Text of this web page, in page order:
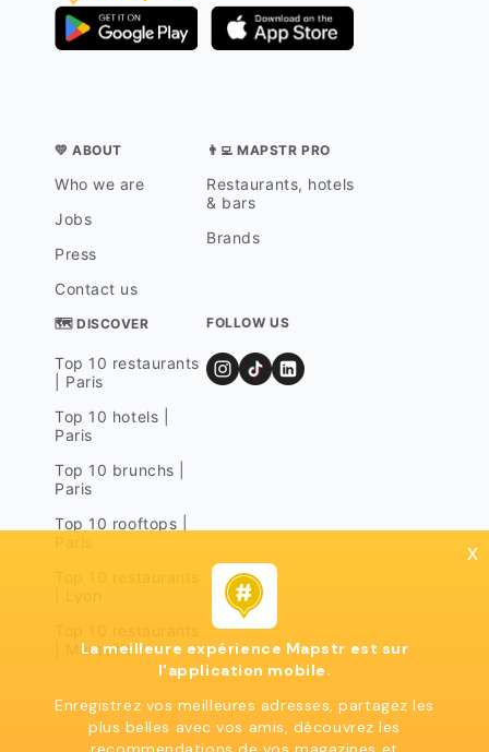
💛 ABOUT
Who we are
Jobs
Press
Contact us
👨‍💻 MAPSTR PRO
Restaurants, hotels
& bars
Brands
🗺 DISCOVER
Top 10 restaurants
| Paris
Top 10 hotels |
Paris
Top 10 brunchs |
Paris
Top 10 rooftops |
| Marseille
FOLLOW US
x
La meilleure expérience Mapstr est sur
l'application mobile.
Enregistrez vos meilleures adresses, partagez les
plus belles avec vos amis, découvrez les